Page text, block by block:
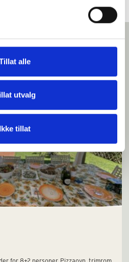
alle
utvalg
Ikke tillat